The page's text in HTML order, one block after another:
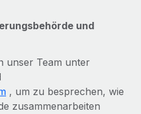
und
unser Team unter
, um zu besprechen, wie
zusammenarbeiten